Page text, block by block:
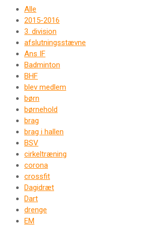
Alle
2015-2016
3. division
afslutningsstævne
Ans IF
Badminton
BHF
blev medlem
børn
børnehold
brag
brag i hallen
BSV
cirkeltræning
corona
crossfit
Dagidræt
Dart
drenge
EM